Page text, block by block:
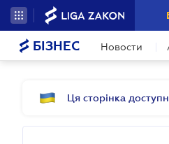
БІЗНЕС Новости
Ця сторінка